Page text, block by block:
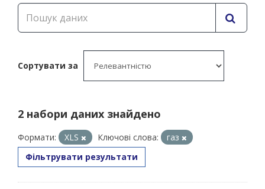
Сортувати за
2 набори даних знайдено
Формати: XLS Ключові слова:
газ
Фільтрувати результати